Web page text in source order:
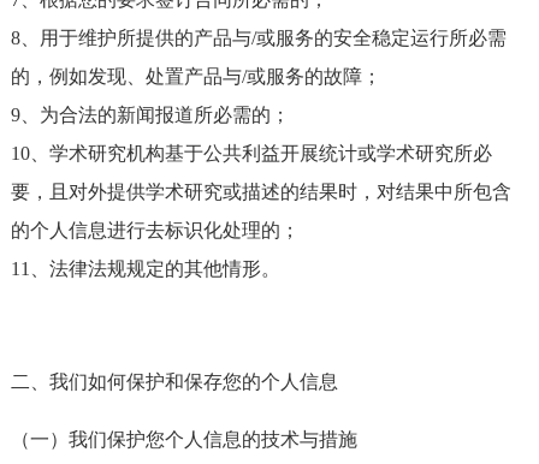
8、用于维护所提供的产品与/或服务的安全稳定运行所必需
的，例如发现、处置产品与/或服务的故障；
9、为合法的新闻报道所必需的；
10、学术研究机构基于公共利益开展统计或学术研究所必
要，且对外提供学术研究或描述的结果时，对结果中所包含
的个人信息进行去标识化处理的；
11、法律法规规定的其他情形。
二、我们如何保护和保存您的个人信息
（一）我们保护您个人信息的技术与措施